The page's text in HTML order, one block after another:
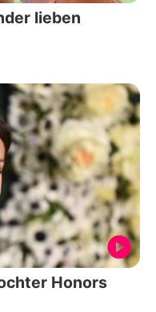
lieben
Honors